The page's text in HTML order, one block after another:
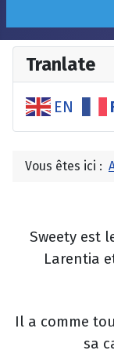
Tranlate
EN
Vous êtes ici :
Sweety est
Larentia
Il a comme
sa